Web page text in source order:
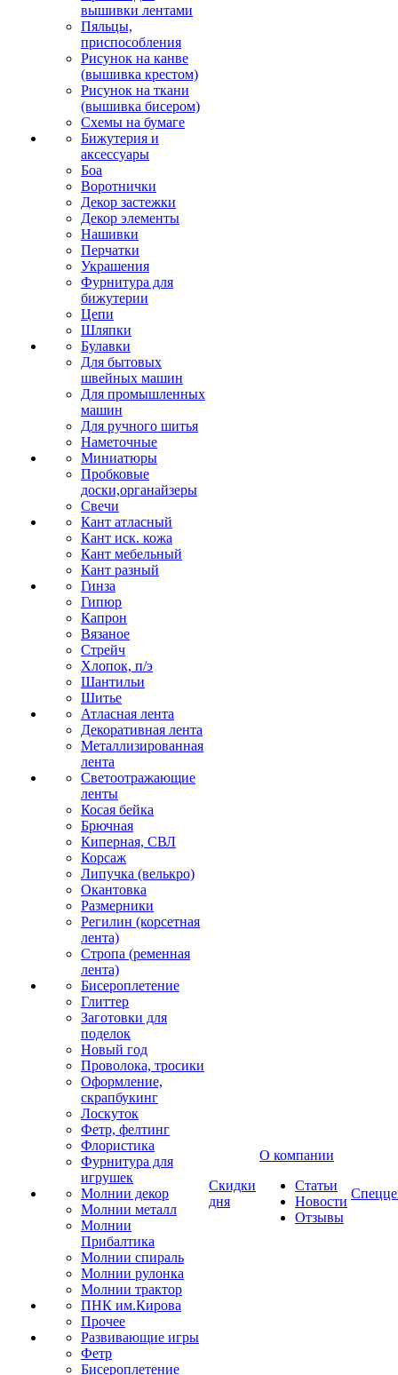
вышивки лентами
Пяльцы,
приспособления
Рисунок на канве
(вышивка крестом)
Рисунок на ткани
(вышивка бисером)
Схемы на бумаге
Бижутерия и
аксессуары
Боа
Воротнички
Декор застежки
Декор элементы
Нашивки
Перчатки
Украшения
Фурнитура для
бижутерии
Цепи
Шляпки
Булавки
Для бытовых
швейных машин
Для промышленных
машин
Для ручного шитья
Наметочные
Миниатюры
Пробковые
доски,органайзеры
Свечи
Кант атласный
Кант иск. кожа
Кант мебельный
Кант разный
Гинза
Гипюр
Капрон
Вязаное
Стрейч
Хлопок, п/э
Шантильи
Шитье
Атласная лента
Декоративная лента
Металлизированная
лента
Светоотражающие
ленты
Косая бейка
Брючная
Киперная, СВЛ
Корсаж
Липучка (велькро)
Окантовка
Размерники
Регилин (корсетная
лента)
Стропа (ременная
лента)
Бисероплетение
Глиттер
Заготовки для
поделок
Новый год
Проволока, тросики
Оформление,
скрапбукинг
Лоскуток
Фетр, фелтинг
Флористика
Фурнитура для
игрушек
Молнии декор
Молнии металл
Молнии
Прибалтика
Молнии спираль
Молнии рулонка
Молнии трактор
ПНК им.Кирова
Прочее
Развивающие игры
Фетр
Бисероплетение
Скидки
дня
О компании
Статьи
Новости
Отзывы